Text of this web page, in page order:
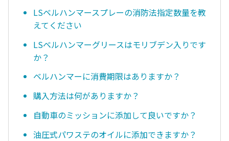
LSベルハンマースプレーの消防法指定数量を教
えてください
LSベルハンマーグリースはモリブデン入りです
か？
ベルハンマーに消費期限はありますか？
購入方法は何がありますか？
自動車のミッションに添加して良いですか？
油圧式パワステのオイルに添加できますか？